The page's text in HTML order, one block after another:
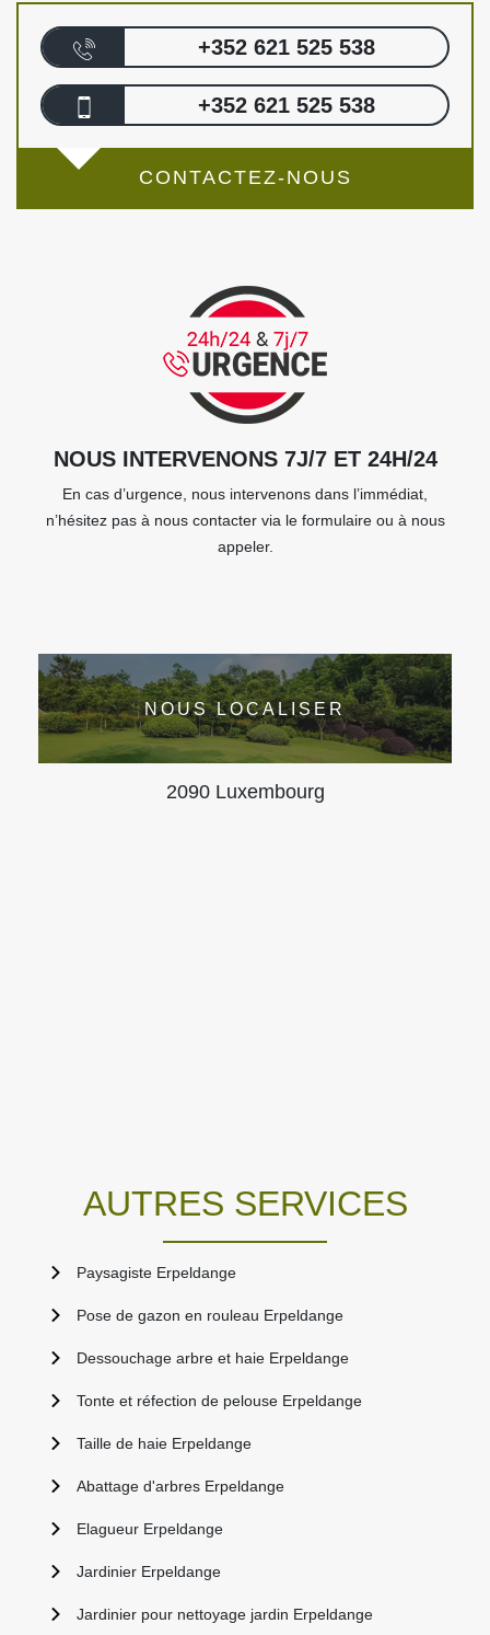
+352 621 525 538
+352 621 525 538
CONTACTEZ-NOUS
NOUS INTERVENONS 7J/7 ET 24H/24
En cas d’urgence, nous intervenons dans l’immédiat,
n’hésitez pas à nous contacter via le formulaire ou à nous
appeler.
NOUS LOCALISER
2090 Luxembourg
AUTRES SERVICES
Paysagiste Erpeldange
Pose de gazon en rouleau Erpeldange
Dessouchage arbre et haie Erpeldange
Tonte et réfection de pelouse Erpeldange
Taille de haie Erpeldange
Abattage d'arbres Erpeldange
Elagueur Erpeldange
Jardinier Erpeldange
Jardinier pour nettoyage jardin Erpeldange